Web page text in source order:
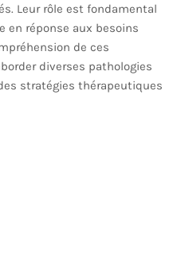
Leur rôle est fondamental
en réponse aux besoins
de ces
diverses pathologies
stratégies thérapeutiques